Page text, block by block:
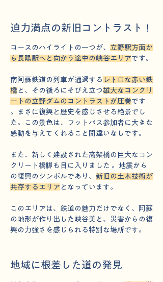
迫力満点の新旧コントラスト！
コースのハイライトの一つが、 立野駅方面か
ら長陽駅へと向かう途中の峡谷エリアです。
南阿蘇鉄道の列車が通過する レトロな赤い鉄
橋と、その後ろにそびえ立つ雄大なコンクリ
ートの立野ダムのコントラストが圧巻です
。まさに復興と歴史を感じさせる絶景でし
た。この景色は、フットパス参加者に大きな
感動を与えてくれること間違いなしです。
また、新しく建設された高架橋の巨大なコン
クリート橋脚も目に入りました 。地震から
の復興のシンボルであり、 新旧の土木技術が
共存するエリア となっています。
このエリアは、鉄道の魅力だけでなく、阿蘇
の地形が作り出した峡谷美と、災害からの復
興の力強さを感じられる特別な場所です。
地域に根差した道の発見